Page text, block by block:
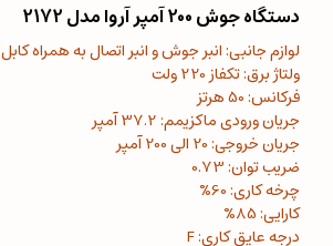
دستگاه جوش 200 آمپر آروا مدل 2172
لوازم جانبی: انبر جوش و انبر اتصال به همراه کابل
ولتاژ برق: تکفاز 220 ولت
فرکانس: 50 هرتز
جریان ورودی ماکزیمم: 37.2 آمپر
جریان خروجی: 20 الی 200 آمپر
ضریب توان: 0.73
چرخه کاری: 60%
کارایی: 85%
درجه عایق کاری: F